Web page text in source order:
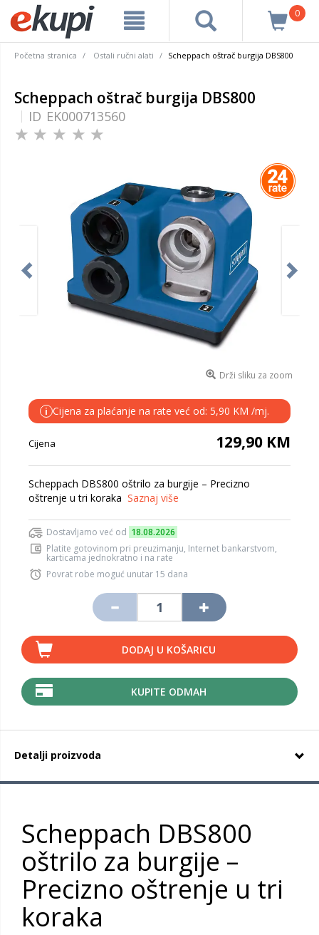
0
Početna stranica Ostali ručni alati Scheppach oštrač burgija DBS800
Scheppach oštrač burgija DBS800
ID EK000713560
Drži sliku za zoom
i Cijena za plaćanje na rate već od: 5,90 KM /mj.
Cijena 129,90 KM
Scheppach DBS800 oštrilo za burgije – Precizno
oštrenje u tri koraka Saznaj više
Dostavljamo već od 18.08.2026
Platite gotovinom pri preuzimanju, Internet bankarstvom,
karticama jednokratno i na rate
Povrat robe moguć unutar 15 dana
DODAJ U KOŠARICU
KUPITE ODMAH
Detalji proizvoda
Scheppach DBS800
oštrilo za burgije –
Precizno oštrenje u tri
koraka